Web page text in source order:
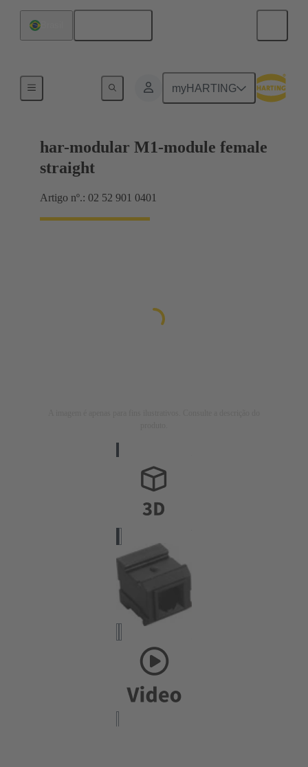
myHARTING
Conexão da placa-mãe para placa-filha
har-modular M1-module female
straight
Artigo nº.: 02 52 901 0401